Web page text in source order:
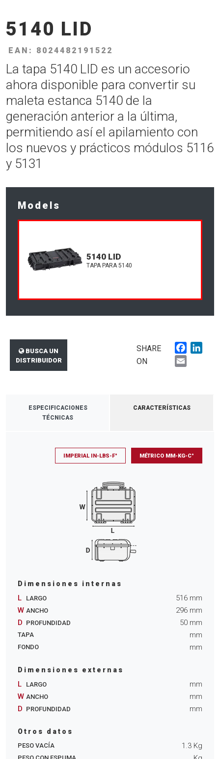
5140 LID
EAN: 8024482191522
La tapa 5140 LID es un accesorio
ahora disponible para convertir su
maleta estanca 5140 de la
generación anterior a la última,
permitiendo así el apilamiento con
los nuevos y prácticos módulos 5116
y 5131
Models
5140 LID
TAPA PARA 5140
BUSCA UN
DISTRIBUIDOR
SHARE
ON
ESPECIFICACIONES
TÉCNICAS
CARACTERÍSTICAS
IMPERIAL IN-LBS-F° MÉTRICO MM-KG-C°
Dimensiones internas
L LARGO 516 mm
W ANCHO 296 mm
D PROFUNDIDAD 50 mm
TAPA mm
FONDO mm
Dimensiones externas
L LARGO
mm
W ANCHO
mm
D PROFUNDIDAD mm
Otros datos
PESO VACÍA 1.3 Kg